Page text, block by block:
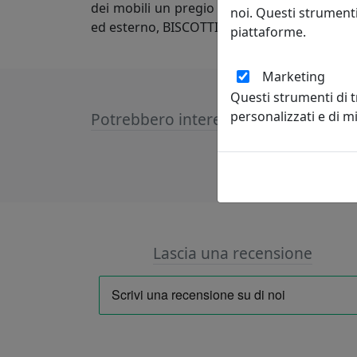
dei mobili un pregio ed un
ed esterno, BISCOTTINI INTERNATIONAL
Potrebbero interessarti
Lascia una recensione
noi. Questi
piattaforme.
Marketing
Questi strumenti di
personalizzati e di